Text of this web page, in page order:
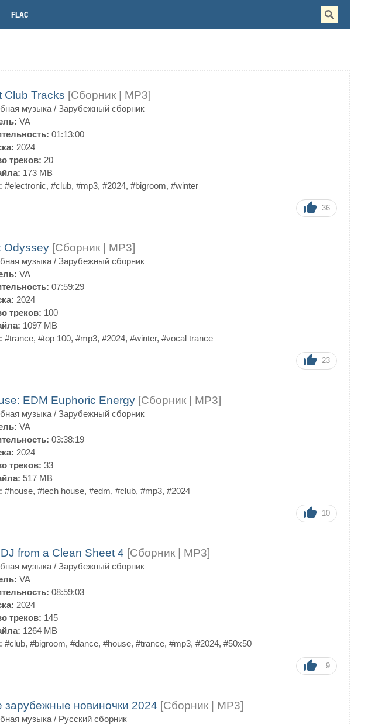
FLAC
Club Tracks [Сборник | MP3]
музыка / Зарубежный сборник
VA
01:13:00
2024
треков: 20
173 MB
#electronic, #club, #mp3, #2024, #bigroom, #winter
36
Odyssey [Сборник | MP3]
музыка / Зарубежный сборник
VA
07:59:29
2024
треков: 100
1097 MB
#trance, #top 100, #mp3, #2024, #winter, #vocal trance
23
EDM Euphoric Energy [Сборник | MP3]
музыка / Зарубежный сборник
VA
03:38:19
2024
треков: 33
517 MB
#house, #tech house, #edm, #club, #mp3, #2024
10
from a Clean Sheet 4 [Сборник | MP3]
музыка / Зарубежный сборник
VA
08:59:03
2024
треков: 145
1264 MB
#club, #bigroom, #dance, #house, #trance, #mp3, #2024, #50x50
9
зарубежные новиночки 2024 [Сборник | MP3]
музыка / Русский сборник